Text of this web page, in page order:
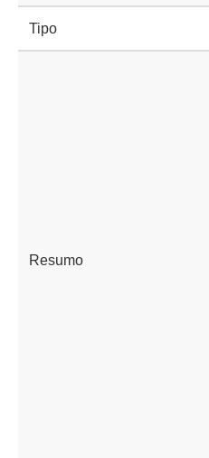
Tipo
Resumo